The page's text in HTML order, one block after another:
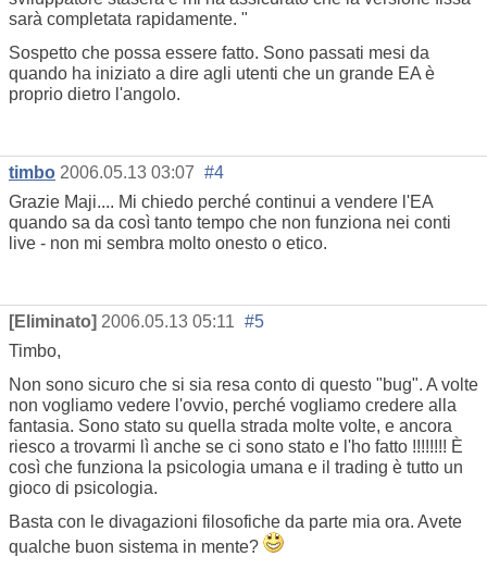
sarà completata rapidamente. "
Sospetto che possa essere fatto. Sono passati mesi da
quando ha iniziato a dire agli utenti che un grande EA è
proprio dietro l'angolo.
timbo 2006.05.13 03:07 #4
Grazie Maji.... Mi chiedo perché continui a vendere l'EA
quando sa da così tanto tempo che non funziona nei conti
live - non mi sembra molto onesto o etico.
[Eliminato] 2006.05.13 05:11 #5
Timbo,
Non sono sicuro che si sia resa conto di questo "bug". A volte
non vogliamo vedere l'ovvio, perché vogliamo credere alla
fantasia. Sono stato su quella strada molte volte, e ancora
riesco a trovarmi lì anche se ci sono stato e l'ho fatto !!!!!!!! È
così che funziona la psicologia umana e il trading è tutto un
gioco di psicologia.
Basta con le divagazioni filosofiche da parte mia ora. Avete
qualche buon sistema in mente?